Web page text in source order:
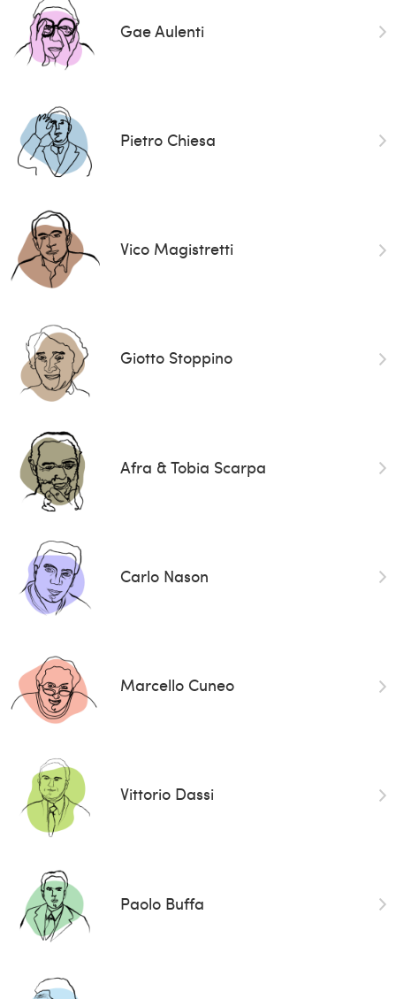
Gae Aulenti
Pietro Chiesa
Vico Magistretti
Giotto Stoppino
Afra & Tobia Scarpa
Carlo Nason
Marcello Cuneo
Vittorio Dassi
Paolo Buffa